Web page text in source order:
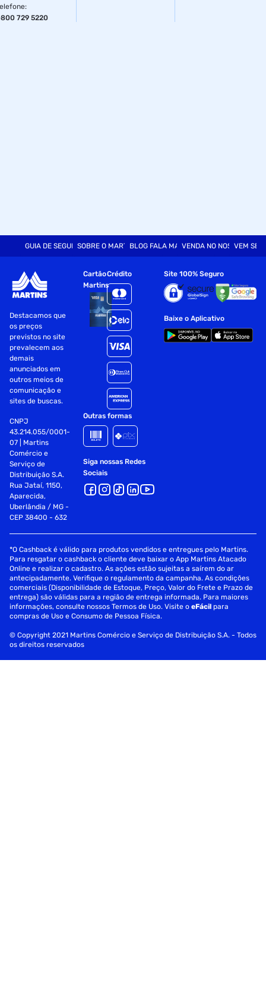
:
729 5220
GUIA DE SEGURANÇASOBRE O MARTINSBLOG FALA MARTVENDA NO NOSSO SITE
VEM SER
Destacamos que
os preços
previstos no site
prevalecem aos
demais
anunciados em
outros meios de
comunicação e
sites de buscas.
CNPJ
43.214.055/0001-
07 | Martins
Comércio e
Serviço de
Distribuição S.A.
Rua Jataí, 1150,
Aparecida,
Uberlândia / MG -
CEP 38400 - 632
Cartão
Martins
Crédito
Outras formas
Siga nossas Redes
Sociais
Site 100% Seguro
Baixe o Aplicativo
*O Cashback é válido para produtos vendidos e entregues pelo Martins.
Para resgatar o cashback o cliente deve baixar o App Martins Atacado
Online e realizar o cadastro. As ações estão sujeitas a saírem do ar
antecipadamente. Verifique o regulamento da campanha. As condições
comerciais (Disponibilidade de Estoque, Preço, Valor do Frete e Prazo de
entrega) são válidas para a região de entrega informada. Para maiores
informações, consulte nossos Termos de Uso. Visite oeFácil para
compras de Uso e Consumo de Pessoa Física.
© Copyright 2021 Martins Comércio e Serviço de Distribuição S.A. - Todos
os direitos reservados